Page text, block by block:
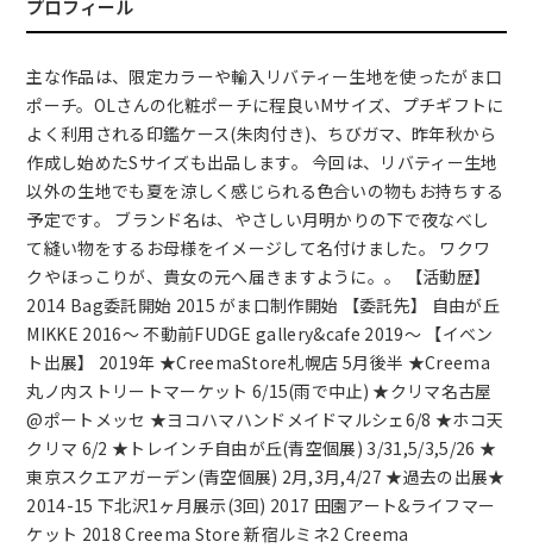
プロフィール
主な作品は、限定カラーや輸入リバティー生地を使ったがま口
ポーチ。OLさんの化粧ポーチに程良いMサイズ、プチギフトに
よく利用される印鑑ケース(朱肉付き)、ちびガマ、昨年秋から
作成し始めたSサイズも出品します。 今回は、リバティー生地
以外の生地でも夏を涼しく感じられる色合いの物もお持ちする
予定です。 ブランド名は、やさしい月明かりの下で夜なべし
て縫い物をするお母様をイメージして名付けました。 ワクワ
クやほっこりが、貴女の元へ届きますように。。 【活動歴】
2014 Bag委託開始 2015 がま口制作開始 【委託先】 自由が丘
MIKKE 2016～ 不動前FUDGE gallery&cafe 2019～ 【イベン
ト出展】 2019年 ★CreemaStore札幌店 5月後半 ★Creema
丸ノ内ストリートマーケット 6/15(雨で中止) ★クリマ名古屋
@ポートメッセ ★ヨコハマハンドメイドマルシェ6/8 ★ホコ天
クリマ 6/2 ★トレインチ自由が丘(青空個展) 3/31,5/3,5/26 ★
東京スクエアガーデン(青空個展) 2月,3月,4/27 ★過去の出展★
2014-15 下北沢1ヶ月展示(3回) 2017 田園アート&ライフマー
ケット 2018 Creema Store 新宿ルミネ2 Creema